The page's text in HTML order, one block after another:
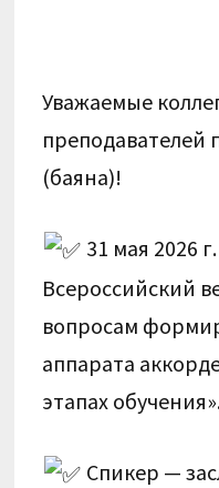
Уважаемые
преподавателей
(баяна)!
31 мая 2026
Всероссийский
вопросам
аппарата
этапах
Спикер —